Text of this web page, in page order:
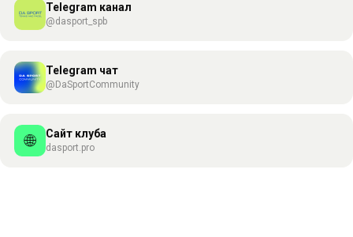
Telegram канал
@dasport_spb
Telegram чат
@DaSportCommunity
🌐 Сайт клуба
dasport.pro